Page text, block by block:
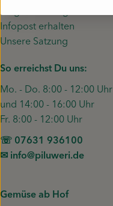
Fragen zur Mitgliedschaft
Infopost erhalten
Unsere Satzung
So erreichst Du uns:
Mo. - Do. 8:00 - 12:00 Uhr
und 14:00 - 16:00 Uhr
Fr. 8:00 - 12:00 Uhr
☏ 07631 936100
✉︎ info@piluweri.de
Gemüse ab Hof